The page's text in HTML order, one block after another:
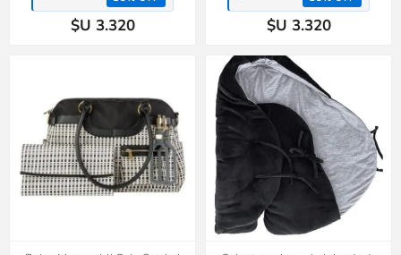
$U 3.320 $U 3.320